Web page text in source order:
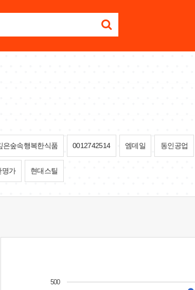
은숲속행복한식품 0012742514 엠데일 동인공업
명가 현대스틸
500